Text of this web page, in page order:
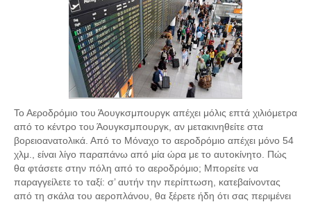
Το Αεροδρόμιο του Άουγκσμπουργκ απέχει μόλις επτά χιλιόμετρα
από το κέντρο του Άουγκσμπουργκ, αν μετακινηθείτε στα
βορειοανατολικά. Από το Μόναχο το αεροδρόμιο απέχει μόνο 54
χλμ., είναι λίγο παραπάνω από μία ώρα με το αυτοκίνητο. Πώς
θα φτάσετε στην πόλη από το αεροδρόμιο; Μπορείτε να
παραγγείλετε το ταξί: σ’ αυτήν την περίπτωση, κατεβαίνοντας
από τη σκάλα του αεροπλάνου, θα ξέρετε ήδη ότι σας περιμένει